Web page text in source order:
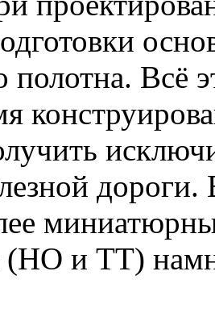
полотна. Всё
дороги.
и ТТ)